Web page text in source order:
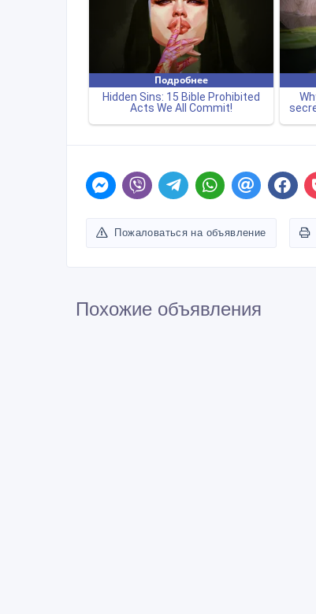
Пожаловаться на объявление
Похожие объявления